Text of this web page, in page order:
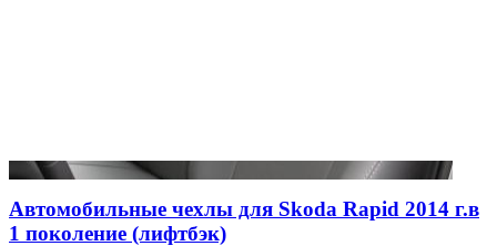
Автомобильные чехлы для Skoda Rapid 2014 г.в
1 поколение (лифтбэк)